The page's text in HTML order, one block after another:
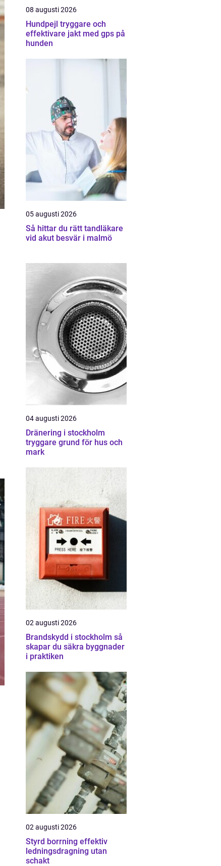
08 augusti 2026
Hundpejl tryggare och
effektivare jakt med gps på
hunden
05 augusti 2026
Så hittar du rätt tandläkare
vid akut besvär i malmö
04 augusti 2026
Dränering i stockholm
tryggare grund för hus och
mark
02 augusti 2026
Brandskydd i stockholm så
skapar du säkra byggnader
i praktiken
02 augusti 2026
Styrd borrning effektiv
ledningsdragning utan
schakt